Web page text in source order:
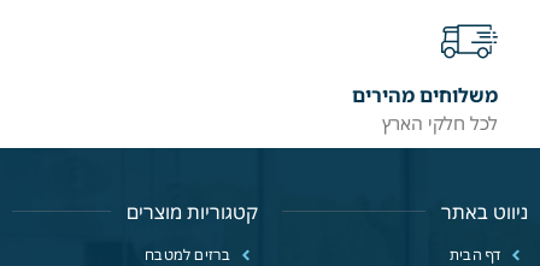
משלוחים מהירים
לכל חלקי הארץ
ניווט באתר
דף הבית
קטגוריות מוצרים
ברזים למטבח